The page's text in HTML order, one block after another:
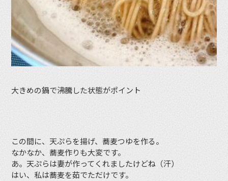
大きめの鍋で沸騰した状態がポイント
この間に、天ぷらを揚げ、蕎麦つゆを作る。
なかなか、蕎麦作りも大変です。
あ。天ぷらは妻が作ってくれましたけどね（汗）
はい、私は蕎麦を茹でただけです。